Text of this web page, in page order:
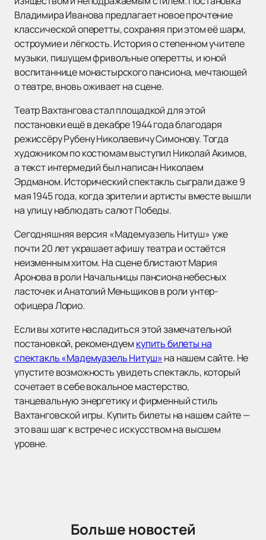
Владимира Иванова предлагает новое прочтение
классической оперетты, сохраняя при этом её шарм,
остроумие и лёгкость. История о степенном учителе
музыки, пишущем фривольные оперетты, и юной
воспитаннице монастырского пансиона, мечтающей
о театре, вновь оживает на сцене.
Театр Вахтангова стал площадкой для этой
постановки ещё в декабре 1944 года благодаря
режиссёру Рубену Николаевичу Симонову. Тогда
художником по костюмам выступил Николай Акимов,
а текст интермедий был написан Николаем
Эрдманом. Исторический спектакль сыграли даже 9
мая 1945 года, когда зрители и артисты вместе вышли
на улицу наблюдать салют Победы.
Сегодняшняя версия «Мадемуазель Нитуш» уже
почти 20 лет украшает афишу театра и остаётся
неизменным хитом. На сцене блистают Мария
Аронова в роли Начальницы пансиона небесных
ласточек и Анатолий Меньщиков в роли унтер-
офицера Лорио.
Если вы хотите насладиться этой замечательной
постановкой, рекомендуем купить билеты на
спектакль «Мадемуазель Нитуш»на нашем сайте. Не
упустите возможность увидеть спектакль, который
сочетает в себе вокальное мастерство,
танцевальную энергетику и фирменный стиль
Вахтанговской игры. Купить билеты на нашем сайте —
это ваш шаг к встрече с искусством на высшем
уровне.
Больше новостей